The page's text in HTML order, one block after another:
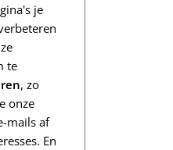
je
te
, zo
onze
mails af
En